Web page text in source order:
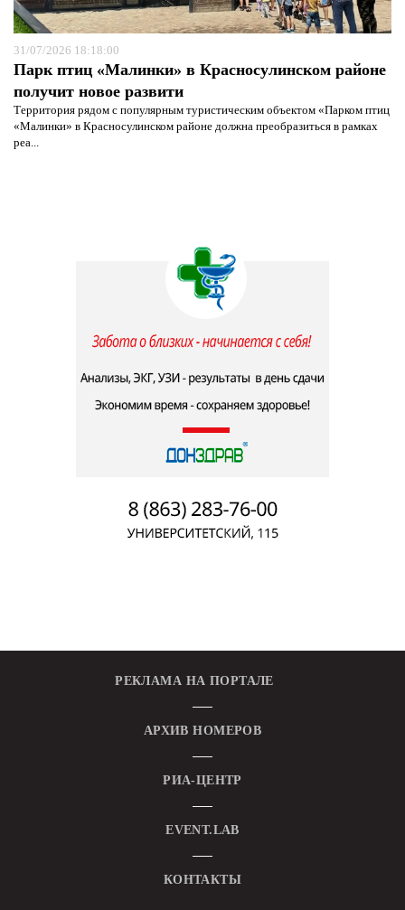
31/07/2026 18:18:00
Парк птиц «Малинки» в Красносулинском районе
получит новое развити
Территория рядом с популярным туристическим объектом «Парком птиц
«Малинки» в Красносулинском районе должна преобразиться в рамках
реа...
РЕКЛАМА НА ПОРТАЛЕ
АРХИВ НОМЕРОВ
РИА-ЦЕНТР
EVENT.LAB
КОНТАКТЫ